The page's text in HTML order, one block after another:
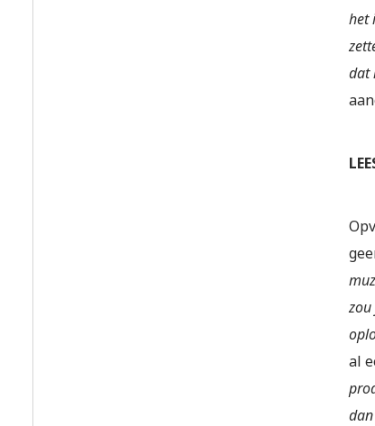
het
dat
al